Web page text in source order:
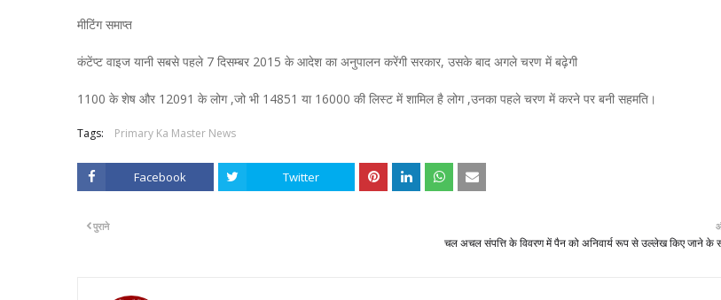
मीटिंग समाप्त
कंटेंप्ट वाइज यानी सबसे पहले 7 दिसम्बर 2015 के आदेश का अनुपालन करेंगी सरकार, उसके बाद अगले चरण में बढ़ेगी
1100 के शेष और 12091 के लोग ,जो भी 14851 या 16000 की लिस्ट में शामिल है लोग ,उनका पहले चरण में करने पर बनी सहमति।
Tags: Primary Ka Master News
Facebook Twitter
चल अचल संपत्ति के विवरण में पैन को अनिवार्य रूप से उल्लेख किए जाने के
पुराने